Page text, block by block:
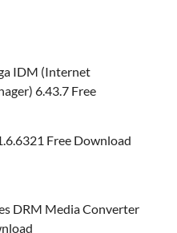
IDM (Internet
6.43.7 Free
Free Download
DRM Media Converter